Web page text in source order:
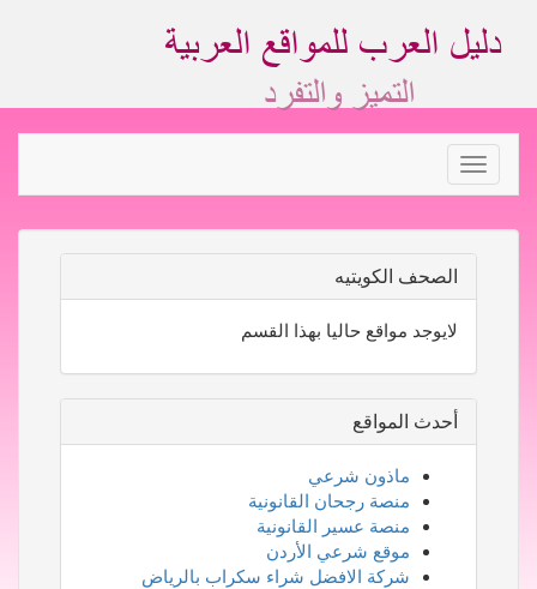
Toggle
navigation
الصحف الكويتيه
لايوجد مواقع حاليا بهذا القسم
أحدث المواقع
ماذون شرعي
منصة رجحان القانونية
منصة عسير القانونية
موقع شرعي الأردن
شركة الافضل شراء سكراب بالرياض